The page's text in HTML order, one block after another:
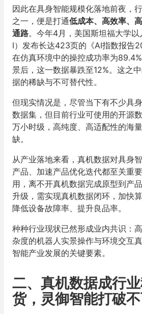
因此在具身智能规模化落地前夜，
之一，便是打通低成本、高效率、
通路。今年4月，美国斯坦福大学
I）发布长达423页的《AI指数报告
在仿真环境中的操控成功率为
景后，这一数据暴跌至12%。这之
据的稀缺与不可替代性。
但现实情况是，尽管当下有不少具
数据集，但目前行业可使用的开源
万小时级，高纯度、高适配性的海
缺。
从产业落地来看，真机数据对具身
产品、加速产品优化迭代都至关重
用，离不开真机数据完成原型到产
升级，需实现真机数据闭环，加快
降低设备故障率、提升良品率。
种种行业现状已然形成业内共识：
杂度的机器人实景操作与环境交互
智能产业发展的关键要素。
二、真机数据成行
货，灵御智能打破